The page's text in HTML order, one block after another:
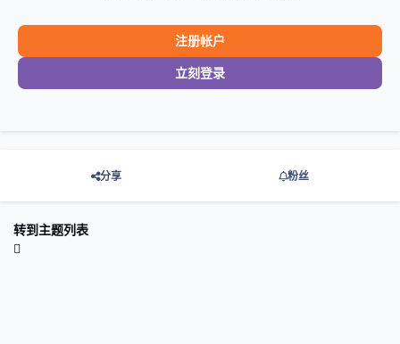
注册帐户
立刻登录
分享 粉丝
转到主题列表